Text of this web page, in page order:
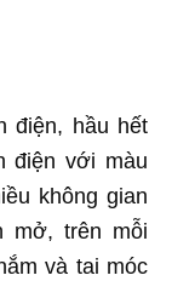
điện, hầu hết
điện với màu
không gian
mở, trên mỗi
và tai móc